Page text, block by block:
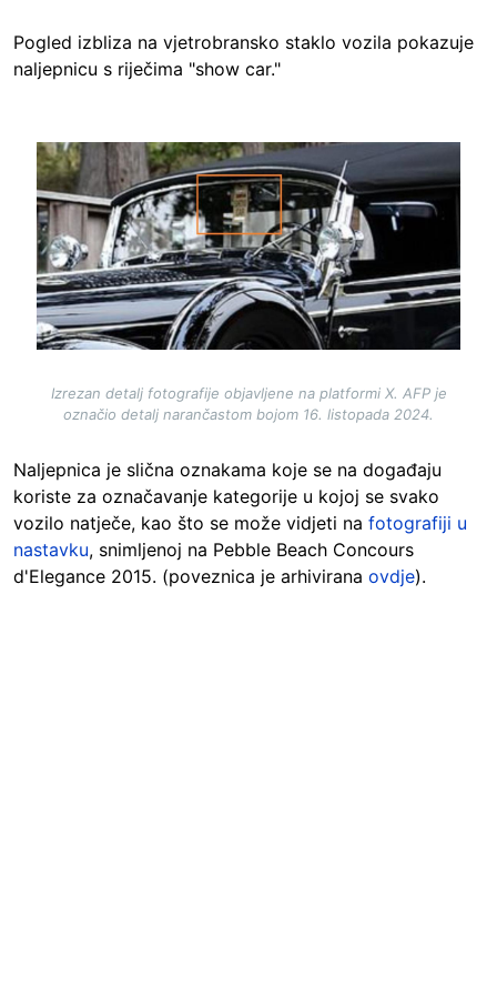
Pogled izbliza na vjetrobransko staklo vozila pokazuje
naljepnicu s riječima "show car."
Image
Izrezan detalj fotografije objavljene na platformi X. AFP je
označio detalj narančastom bojom 16. listopada 2024.
Naljepnica je slična oznakama koje se na događaju
koriste za označavanje kategorije u kojoj se svako
vozilo natječe, kao što se može vidjeti na fotografiji u
nastavku, snimljenoj na Pebble Beach Concours
d'Elegance 2015. (poveznica je arhivirana ovdje).